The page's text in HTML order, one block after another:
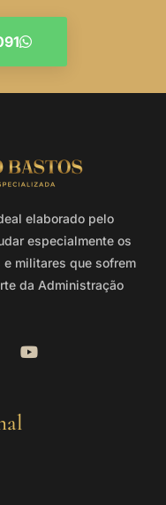
elaborado pelo
especialmente os
militares que sofrem
da Administração